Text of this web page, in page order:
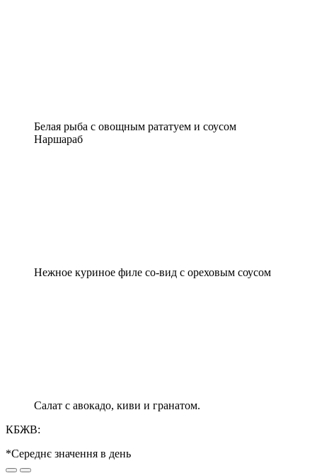
Белая рыба с овощным рататуем и соусом
Наршараб
Нежное куриное филе со-вид с ореховым соусом
Салат с авокадо, киви и гранатом.
КБЖВ:
*Середнє значення в день